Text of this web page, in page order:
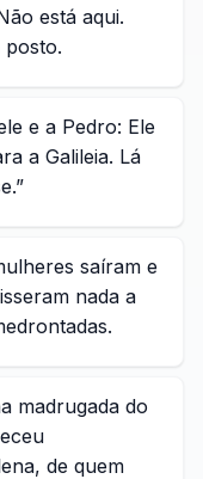
está aqui.
posto.
e a Pedro: Ele
a Galileia. Lá
saíram e
nada a
madrugada do
de quem